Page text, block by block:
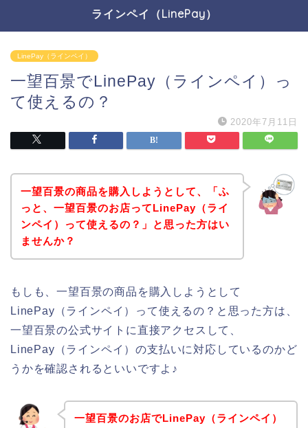
ラインペイ（LinePay）
LinePay（ラインペイ）
一望百景でLinePay（ラインペイ）っ
て使えるの？
2020年7月11日
一望百景の商品を購入しようとして、「ふ
っと、一望百景のお店ってLinePay（ライ
ンペイ）って使えるの？」と思った方はい
ませんか？
もしも、一望百景の商品を購入しようとして
LinePay（ラインペイ）って使えるの？と思った方は、
一望百景の公式サイトに直接アクセスして、
LinePay（ラインペイ）の支払いに対応しているのかど
うかを確認されるといいですよ♪
一望百景のお店でLinePay（ラインペイ）